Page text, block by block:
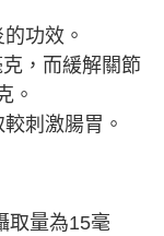
功效。
，而緩解關節
。
刺激腸胃。
取量為15毫